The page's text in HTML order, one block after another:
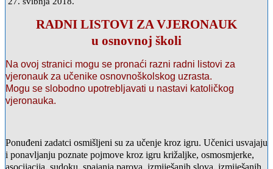
RADNI LISTOVI ZA VJERONAUK
u osnovnoj školi
Na ovoj stranici mogu se pronaći razni radni listovi za
vjeronauk za učenike osnovnoškolskog uzrasta.
Mogu se slobodno upotrebljavati u nastavi katoličkog
vjeronauka.
Ponuđeni zadatci osmišljeni su za učenje kroz igru. Učenici usvajaju
i ponavljanju poznate pojmove kroz igru križaljke, osmosmjerke,